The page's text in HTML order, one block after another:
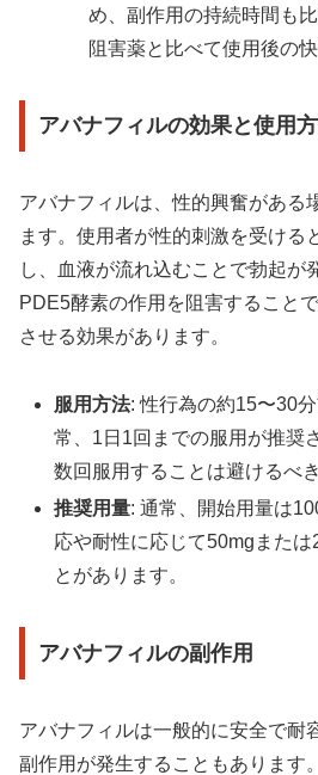
め、副作用の持続時間も
阻害薬と比べて使用後の
アバナフィルの効果と使用
アバナフィルは、性的興奮がある
ます。使用者が性的刺激を受ける
し、血液が流れ込むことで勃起が
PDE5酵素の作用を阻害すること
させる効果があります。
服用方法: 性行為の約15〜30
常、1日1回までの服用が推奨
数回服用することは避けるべき
推奨用量: 通常、開始用量は
応や耐性に応じて50mgまたは
とがあります。
アバナフィルの副作用
アバナフィルは一般的に安全で耐
副作用が発生することもあります